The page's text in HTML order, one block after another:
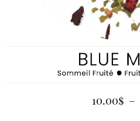
10.00$ –